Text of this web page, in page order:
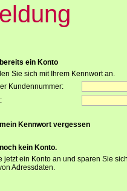
ein Konto
Sie sich mit Ihrem Kennwort an.
Kundennummer:
Kennwort vergessen
kein Konto.
jetzt ein Konto an und sparen Sie
Adressdaten.